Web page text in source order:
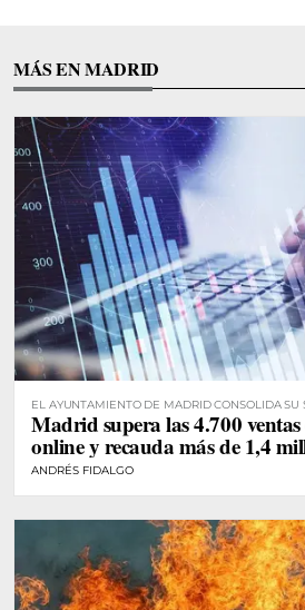
MÁS EN MADRID
EL AYUNTAMIENTO DE MADRID CONSOLIDA SU
DIGITALES
Madrid supera las 4.700 ventas
online y recauda más de 1,4
ANDRÉS FIDALGO